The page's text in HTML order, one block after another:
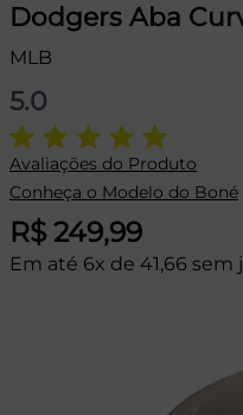
Dodgers Aba
MLB
5.0
Avaliações do Produto
Conheça o Modelo do Boné
R$ 249,99
Em até 6x de 41,66 sem